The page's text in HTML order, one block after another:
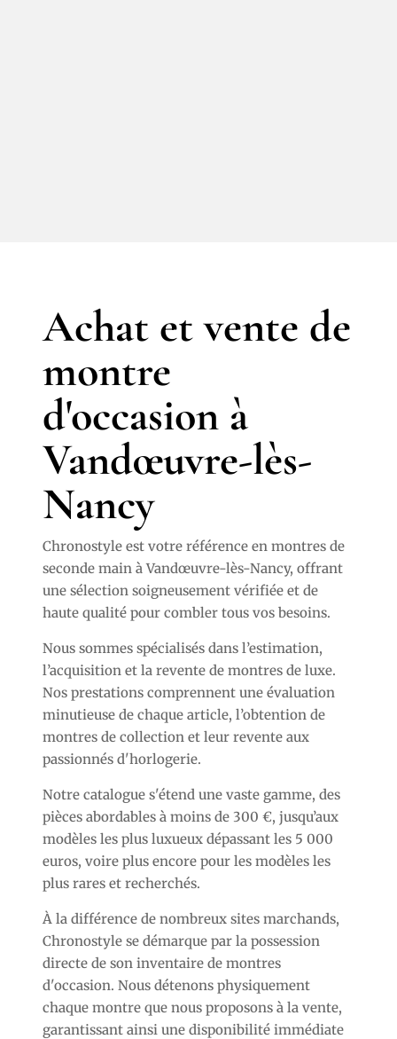
Achat et vente de
montre
d'occasion à
Vandœuvre-lès-
Nancy
Chronostyle est votre référence en montres de
seconde main à Vandœuvre-lès-Nancy, offrant
une sélection soigneusement vérifiée et de
haute qualité pour combler tous vos besoins.
Nous sommes spécialisés dans l’estimation,
l’acquisition et la revente de montres de luxe.
Nos prestations comprennent une évaluation
minutieuse de chaque article, l’obtention de
montres de collection et leur revente aux
passionnés d'horlogerie.
Notre catalogue s'étend une vaste gamme, des
pièces abordables à moins de 300 €, jusqu’aux
modèles les plus luxueux dépassant les 5 000
euros, voire plus encore pour les modèles les
plus rares et recherchés.
À la différence de nombreux sites marchands,
Chronostyle se démarque par la possession
directe de son inventaire de montres
d'occasion. Nous détenons physiquement
chaque montre que nous proposons à la vente,
garantissant ainsi une disponibilité immédiate